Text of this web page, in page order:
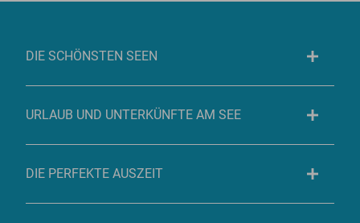
DIE SCHÖNSTEN SEEN
URLAUB UND UNTERKÜNFTE AM SEE
DIE PERFEKTE AUSZEIT